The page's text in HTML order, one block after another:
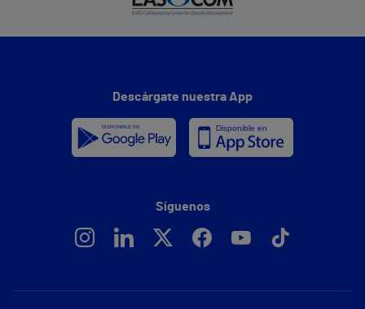
Descárgate nuestra App
Síguenos